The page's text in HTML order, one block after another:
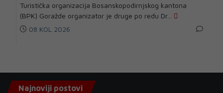
Turistička organizacija Bosanskopodirnjskog kantona
(BPK) Goražde organizator je druge po redu Dr...
08 KOL 2026
Najnoviji postovi